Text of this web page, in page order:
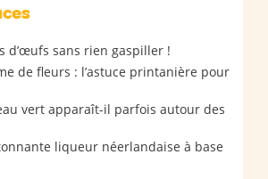
d’œufs sans rien gaspiller !
de fleurs : l’astuce printanière pour
vert apparaît-il parfois autour des
liqueur néerlandaise à base